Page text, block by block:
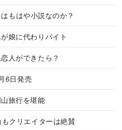
もはや小説なのか？
娘に代わりバイト
人ができたら？
6日発売
旅行を堪能
もクリエイターは絶賛